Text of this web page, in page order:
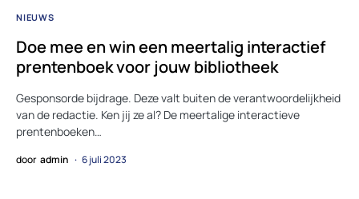
NIEUWS
Doe mee en win een meertalig interactief
prentenboek voor jouw bibliotheek
Gesponsorde bijdrage. Deze valt buiten de verantwoordelijkheid
van de redactie. Ken jij ze al? De meertalige interactieve
prentenboeken…
door admin 6 juli 2023